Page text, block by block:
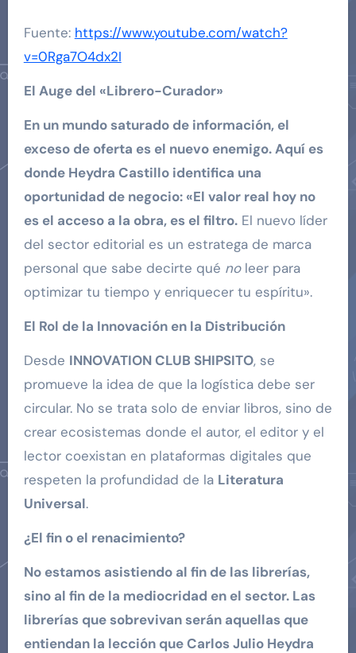
Fuente: https://www.youtube.com/watch?
v=0Rga7O4dx2I
El Auge del «Librero-Curador»
En un mundo saturado de información, el
exceso de oferta es el nuevo enemigo. Aquí es
donde Heydra Castillo identifica una
oportunidad de negocio: «El valor real hoy no
es el acceso a la obra, es el filtro.El nuevo líder
del sector editorial es un estratega de marca
personal que sabe decirte qué noleer para
optimizar tu tiempo y enriquecer tu espíritu».
El Rol de la Innovación en la Distribución
Desde INNOVATION CLUB SHIPSITO, se
promueve la idea de que la logística debe ser
circular. No se trata solo de enviar libros, sino de
crear ecosistemas donde el autor, el editor y el
lector coexistan en plataformas digitales que
respeten la profundidad de la Literatura
Universal.
¿El fin o el renacimiento?
No estamos asistiendo al fin de las librerías,
sino al fin de la mediocridad en el sector. Las
librerías que sobrevivan serán aquellas que
entiendan la lección que Carlos Julio Heydra